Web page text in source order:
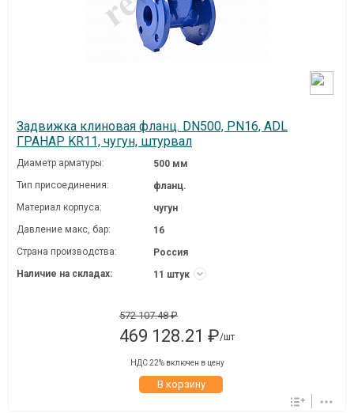
Задвижка клиновая фланц. DN500, PN16, ADL
ГРАНАР KR11, чугун, штурвал
Диаметр арматуры:
500 мм
Тип присоединения:
фланц.
Материал корпуса:
чугун
Давление макc, бар:
16
Страна производства:
Россия
Наличие на складах:
11 штук
572 107.48 ₽
469 128.21 ₽/шт
НДС 22% включен в цену
В корзину